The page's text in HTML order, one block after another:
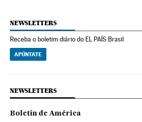
NEWSLETTERS
Receba o boletim diário do EL PAÍS Brasil
APÚNTATE
NEWSLETTERS
Boletín de América